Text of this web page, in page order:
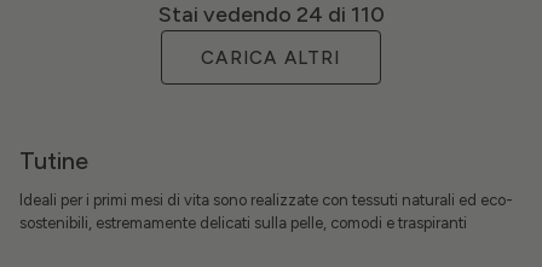
Stai vedendo 24 di 110
CARICA ALTRI
Tutine
Ideali per i primi mesi di vita sono realizzate con tessuti naturali ed eco-
sostenibili, estremamente delicati sulla pelle, comodi e traspiranti